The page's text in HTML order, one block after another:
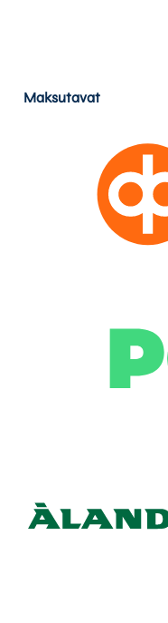
Maksutavat